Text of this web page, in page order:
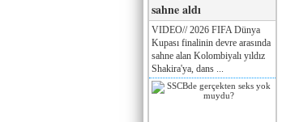
sahne aldı
VIDEO// 2026 FIFA Dünya
Kupası finalinin devre arasında
sahne alan Kolombiyalı yıldız
Shakira'ya, dans ...